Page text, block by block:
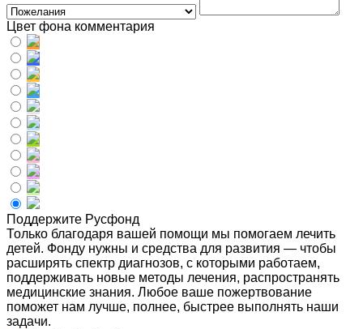
Цвет фона комментария
Поддержите Русфонд
Только благодаря вашей помощи мы помогаем лечить
детей. Фонду нужны и средства для развития — чтобы
расширять спектр диагнозов, с которыми работаем,
поддерживать новые методы лечения, распространять
медицинские знания. Любое ваше пожертвование
поможет нам лучше, полнее, быстрее выполнять наши
задачи.